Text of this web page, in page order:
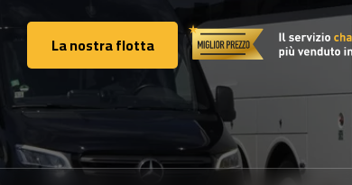
La nostra flotta
La nostra flotta